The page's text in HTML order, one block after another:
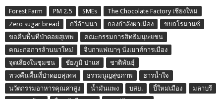
Forest Farm PM 2.5 SMEs
The Chocolate Factory เชียงใหม่
Zero sugar bread
กวีล้านนา กองกำลังผาเมือง
ขบถโรมานซ์
ขอคืนพื้นที่ป่าดอยสุเทพ
คณะกรรมการสิทธิมนุษยชน
คณะก่อการล้านนาใหม่
จิบกาแฟเบาๆ นั่งเมาส์การเมือง
จุดเสี่ยงในชุมชน
ชัยภูมิ ป่าแส
ชาติพันธุ์
ทวงคืนพื้นที่ป่าดอยสุเทพ
ธรรมนูญสุขภาพ
ธารน้ำใจ
นวัตกรรมอาหารคุณค่าสูง
น้ำมันแพง บสย. ปี๋ใหม่เมือง
มลาบรี